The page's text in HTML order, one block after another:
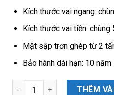
Kích thước vai ngang:
Kích thước vai tiền:
Mặt sập trơn ghép từ 2
Bảo hành dài hạn: 10 năm
sập chân quỳ gỗ gụ chân 24
THÊM